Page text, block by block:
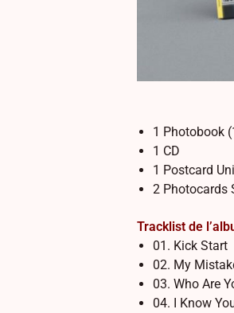
1 Photobook
1 CD
1 Postcard
2 Photocards
Tracklist de
01. Kick Start
02. My
03. Who Are
04. I Know